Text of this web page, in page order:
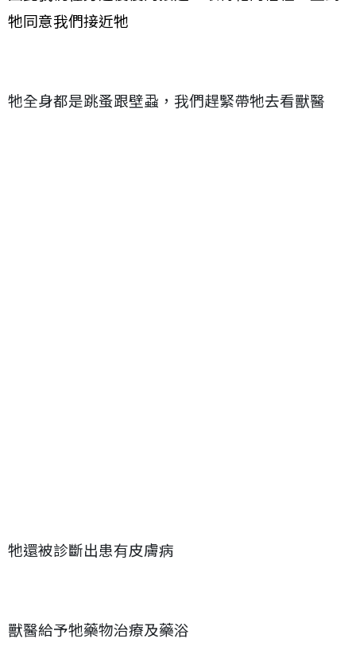
牠同意我們接近牠
牠全身都是跳蚤跟壁蝨，我們趕緊帶牠去看獸醫
牠還被診斷出患有皮膚病
獸醫給予牠藥物治療及藥浴